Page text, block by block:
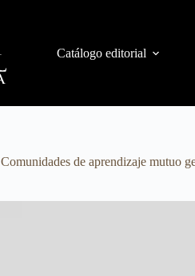
Catálogo editorial
Comunidades de aprendizaje mutuo